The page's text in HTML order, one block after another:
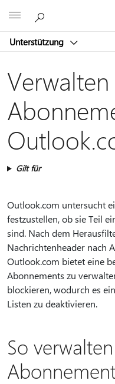
Unterstützung
Gilt für
Outlook.com untersucht
festzustellen, ob sie Teil
sind. Nach dem
Nachrichtenheader nach
Outlook.com bietet eine
Abonnements zu
blockieren, wodurch es
Listen zu deaktivieren.
So